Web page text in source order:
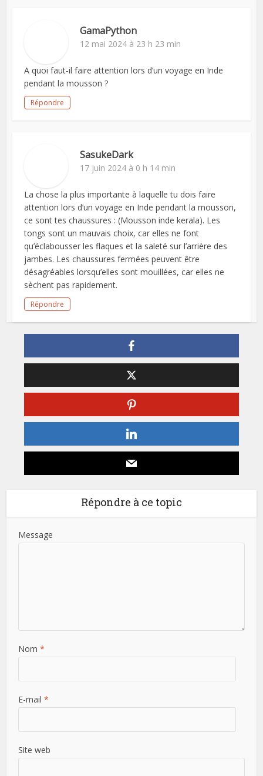
GamaPython
12 mai 2024 à 23 h 23 min
A quoi faut-il faire attention lors d’un voyage en Inde
pendant la mousson ?
Répondre
SasukeDark
17 juin 2024 à 0 h 14 min
La chose la plus importante à laquelle tu dois faire
attention lors d’un voyage en Inde pendant la mousson,
ce sont tes chaussures : (Mousson inde kerala). Les
tongs sont un mauvais choix, car elles ne font
qu’éclabousser les flaques et la saleté sur l’arrière des
jambes. Les chaussures fermées peuvent être
désagréables lorsqu’elles sont mouillées, car elles ne
sèchent pas rapidement.
Répondre
Répondre à ce topic
Message
Nom*
E-mail*
Site web